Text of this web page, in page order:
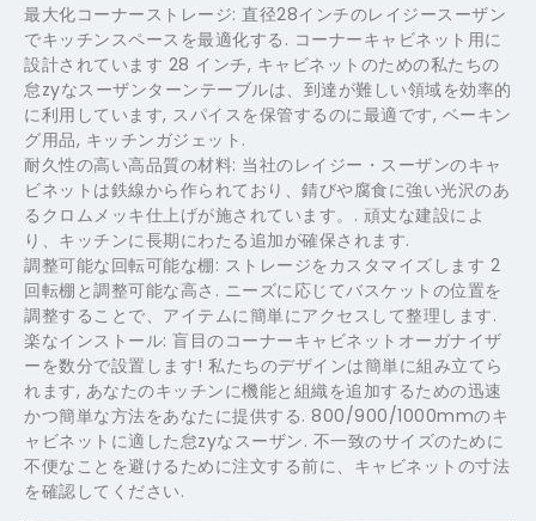
最大化コーナーストレージ: 直径28インチのレイジースーザン
でキッチンスペースを最適化する. コーナーキャビネット用に
設計されています 28 インチ, キャビネットのための私たちの
怠zyなスーザンターンテーブルは、到達が難しい領域を効率的
に利用しています, スパイスを保管するのに最適です, ベーキン
グ用品, キッチンガジェット.
耐久性の高い高品質の材料: 当社のレイジー・スーザンのキャ
ビネットは鉄線から作られており、錆びや腐食に強い光沢のあ
るクロムメッキ仕上げが施されています。. 頑丈な建設によ
り、キッチンに長期にわたる追加が確保されます.
調整可能な回転可能な棚: ストレージをカスタマイズします 2
回転棚と調整可能な高さ. ニーズに応じてバスケットの位置を
調整することで、アイテムに簡単にアクセスして整理します.
楽なインストール: 盲目のコーナーキャビネットオーガナイザ
ーを数分で設置します! 私たちのデザインは簡単に組み立てら
れます, あなたのキッチンに機能と組織を追加するための迅速
かつ簡単な方法をあなたに提供する. 800/900/1000mmのキ
ャビネットに適した怠zyなスーザン. 不一致のサイズのために
不便なことを避けるために注文する前に、キャビネットの寸法
を確認してください.